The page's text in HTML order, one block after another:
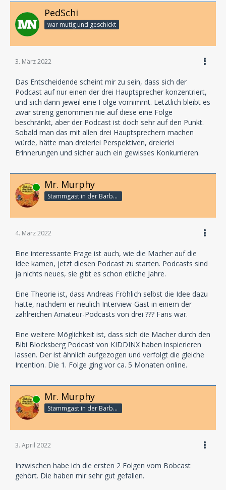
PedSchi
war mutig und geschickt
3. März 2022
Das Entscheidende scheint mir zu sein, dass sich der
Podcast auf nur einen der drei Hauptsprecher konzentriert,
und sich dann jeweil eine Folge vornimmt. Letztlich bleibt es
zwar streng genommen nie auf diese eine Folge
beschränkt, aber der Podcast ist doch sehr auf den Punkt.
Sobald man das mit allen drei Hauptsprechern machen
würde, hätte man dreierlei Perspektiven, dreierlei
Erinnerungen und sicher auch ein gewisses Konkurrieren.
Online Mr. Murphy
Stammgast in der Barbarabar
4. März 2022
Eine interessante Frage ist auch, wie die Macher auf die
Idee kamen, jetzt diesen Podcast zu starten. Podcasts sind
ja nichts neues, sie gibt es schon etliche Jahre.
Eine Theorie ist, dass Andreas Fröhlich selbst die Idee dazu
hatte, nachdem er neulich Interview-Gast in einem der
zahlreichen Amateur-Podcasts von drei ??? Fans war.
Eine weitere Möglichkeit ist, dass sich die Macher durch den
Bibi Blocksberg Podcast von KIDDINX haben inspierieren
lassen. Der ist ähnlich aufgezogen und verfolgt die gleiche
Intention. Die 1. Folge ging vor ca. 5 Monaten online.
Online Mr. Murphy
Stammgast in der Barbarabar
3. April 2022
Inzwischen habe ich die ersten 2 Folgen vom Bobcast
gehört. Die haben mir sehr gut gefallen.